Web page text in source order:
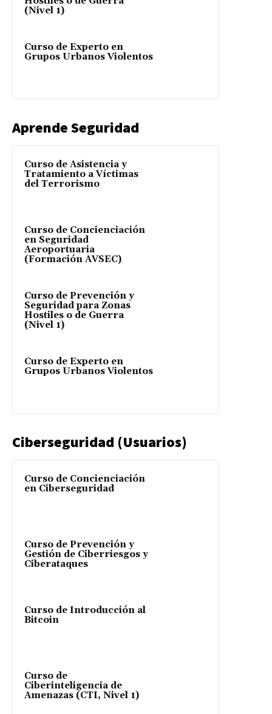
(Nivel 1)
Curso de Experto en
Grupos Urbanos Violentos
Aprende Seguridad
Curso de Asistencia y
Tratamiento a Víctimas
del Terrorismo
Curso de Concienciación
en Seguridad
Aeroportuaria
(Formación AVSEC)
Curso de Prevención y
Seguridad para Zonas
Hostiles o de Guerra
(Nivel 1)
Curso de Experto en
Grupos Urbanos Violentos
Ciberseguridad (Usuarios)
Curso de Concienciación
en Ciberseguridad
Curso de Prevención y
Gestión de Ciberriesgos y
Ciberataques
Curso de Introducción al
Bitcoin
Curso de
Ciberinteligencia de
Amenazas (CTI, Nivel 1)